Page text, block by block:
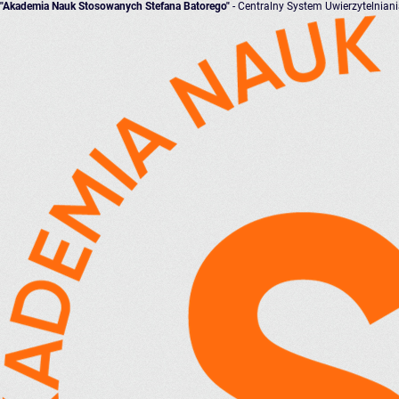
"Akademia Nauk Stosowanych Stefana Batorego" - Centralny System